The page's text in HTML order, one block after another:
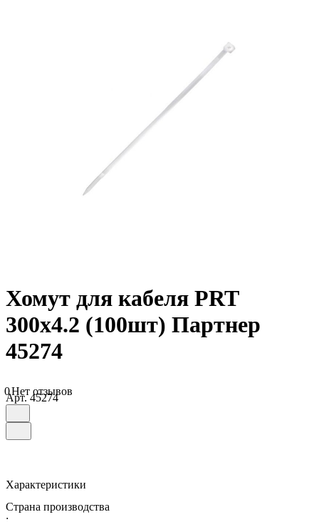
Хомут для кабеля PRT
300х4.2 (100шт) Партнер
45274
0Нет отзывов
Арт.45274
Характеристики
Страна производства
: